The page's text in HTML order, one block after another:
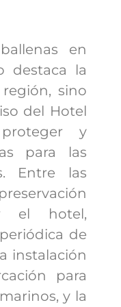
en
destaca la
sino
del Hotel
y
para las
Entre las
el hotel,
de
instalación
para
y la